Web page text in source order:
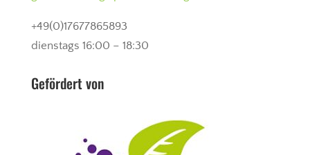
+49(0)17677865893
dienstags 16:00 – 18:30
Gefördert von